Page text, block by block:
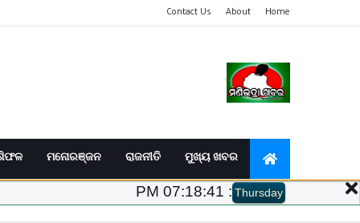
Home
About
Contact Us
ମୁଖ୍ୟ ଖବର
ରାଜନୀତି
ମନୋରଞ୍ଜନ
Thursday
:
07:18:42 PM